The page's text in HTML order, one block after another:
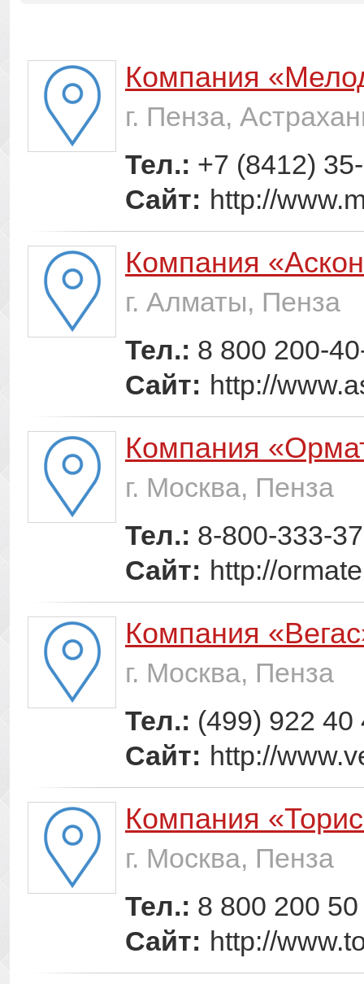
Компания
г. Пенза,
Тел.: +7 (8412)
Сайт: http://
Компания
г. Алматы, Пенза
Тел.: 8 800 200-
Сайт: http://
Компания
г. Москва, Пенза
Тел.: 8-800-333-
Сайт: http://
Компания
г. Москва, Пенза
Тел.: (499) 922 40
Сайт: http://
Компания
г. Москва, Пенза
Тел.: 8 800 200
Сайт: http://